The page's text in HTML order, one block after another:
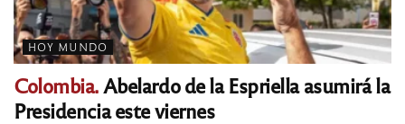
HOY MUNDO
Colombia.Abelardo de la Espriella asumirá la
Presidencia este viernes